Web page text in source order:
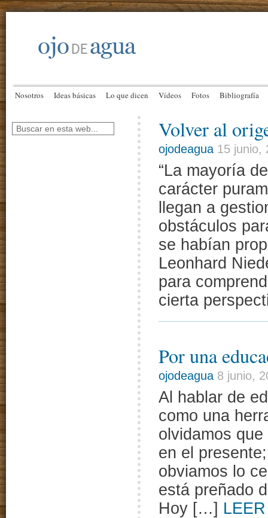
Nosotros Ideas básicas Lo que dicen Vídeos Fotos Bibliografía
Volver al
ojodeagua 15 junio,
“La mayoría
carácter
llegan a
obstáculos
se habían
Leonhard
para
cierta
Por una
ojodeagua 8 junio,
Al hablar de
como una
olvidamos
en el
obviamos lo
está preñado
Hoy […]